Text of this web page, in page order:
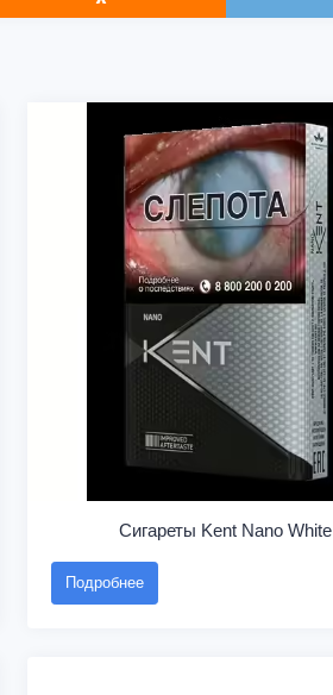
Сигареты Kent Nano White
Подробнее